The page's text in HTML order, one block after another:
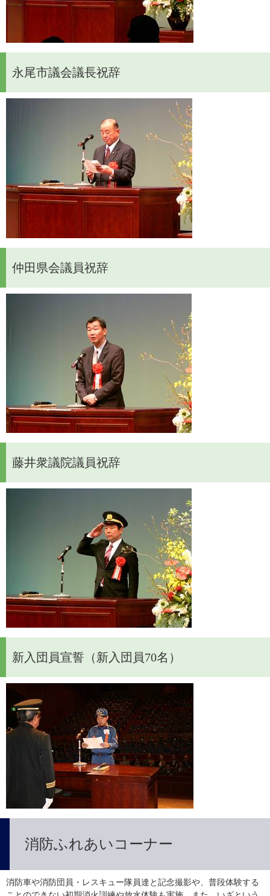
永尾市議会議長祝辞
仲田県会議員祝辞
藤井衆議院議員祝辞
新入団員宣誓（新入団員70名）
消防ふれあいコーナー
消防車や消防団員・レスキュー隊員達と記念撮影や、普段体験する